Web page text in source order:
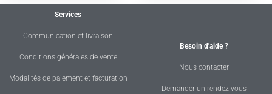
Services
Communication et livraison
Conditions générales de vente
Modalités de paiement et facturation
Besoin d'aide ?
Nous contacter
Demander un rendez-vous